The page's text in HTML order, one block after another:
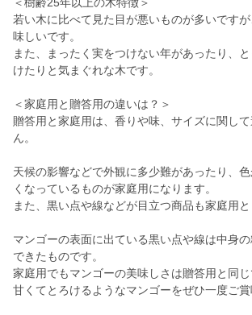
若い木に比べて見た目が悪いものが多いです
味しいです。
また、まったく実をつけない年があったり、
けたりと気まぐれな木です。
＜家庭用と贈答用の違いは？＞
贈答用と家庭用は、香りや味、サイズに関し
ん。
天候の影響などで外観に多少難があったり、
くなっているものが家庭用になります。
また、黒い点や線などが目立つ商品も家庭用と
マンゴーの表面に出ている黒い点や線は中身
できたものです。
家庭用でもマンゴーの美味しさは贈答用と同じ
甘くてとろけるようなマンゴーをぜひ一度ご賞